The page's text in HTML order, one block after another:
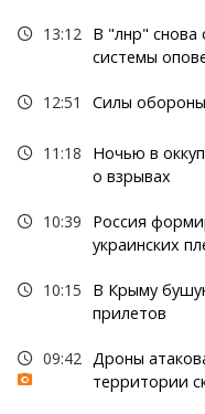
13:12
В "лнр" снова
системы
12:51 Силы
11:18
Ночью в
о взрывах
10:39
Россия
украинских
10:15
В Крыму
прилетов
09:42
Дроны
территории